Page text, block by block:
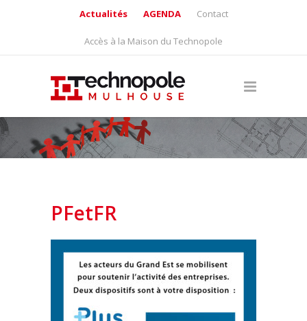
Actualités AGENDA Contact
Accès à la Maison du Technopole
PFetFR